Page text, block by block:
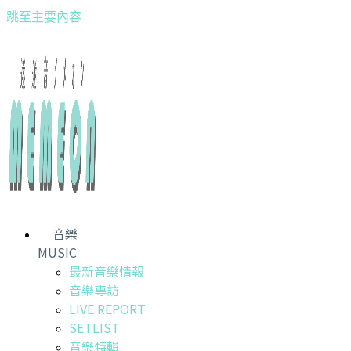
跳至主要內容
音樂
MUSIC
最新音樂情報
音樂專訪
LIVE REPORT
SETLIST
音樂特輯